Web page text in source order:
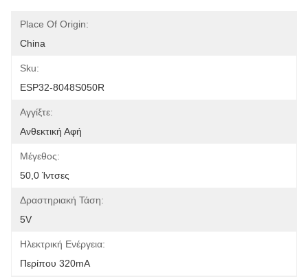
Place Of Origin:
China
Sku:
ESP32-8048S050R
Αγγίξτε:
Ανθεκτική Αφή
Μέγεθος:
50,0 Ίντσες
Δραστηριακή Τάση:
5V
Ηλεκτρική Ενέργεια:
Περίπου 320mA